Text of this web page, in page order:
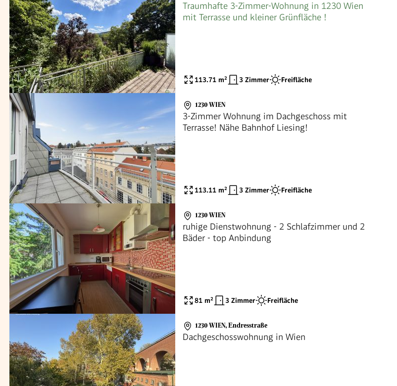
Traumhafte 3-Zimmer-Wohnung in 1230 Wien
mit Terrasse und kleiner Grünfläche !
113.71 m² 3 Zimmer Freifläche
1230 WIEN
3-Zimmer Wohnung im Dachgeschoss mit
Terrasse! Nähe Bahnhof Liesing!
113.11 m² 3 Zimmer Freifläche
1230 WIEN
ruhige Dienstwohnung - 2 Schlafzimmer und 2
Bäder - top Anbindung
81 m² 3 Zimmer Freifläche
1230 WIEN, Endresstraße
Dachgeschosswohnung in Wien